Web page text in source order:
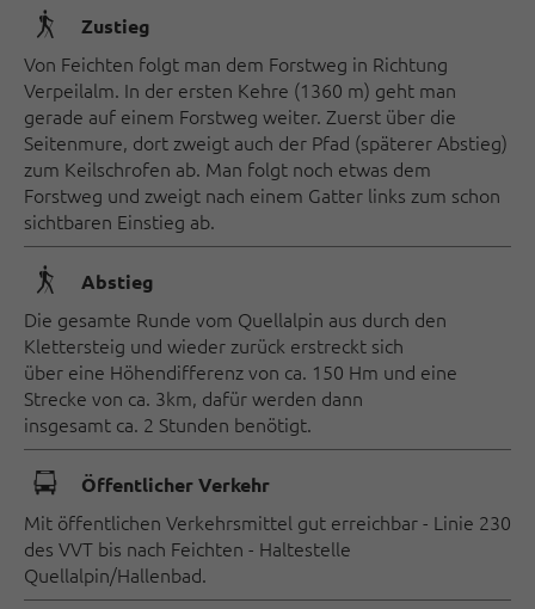
🛬 Zustieg
Von Feichten folgt man dem Forstweg in Richtung
Verpeilalm. In der ersten Kehre (1360 m) geht man
gerade auf einem Forstweg weiter. Zuerst über die
Seitenmure, dort zweigt auch der Pfad (späterer Abstieg)
zum Keilschrofen ab. Man folgt noch etwas dem
Forstweg und zweigt nach einem Gatter links zum schon
sichtbaren Einstieg ab.
🛬 Abstieg
Die gesamte Runde vom Quellalpin aus durch den
Klettersteig und wieder zurück erstreckt sich
über eine Höhendifferenz von ca. 150 Hm und eine
Strecke von ca. 3km, dafür werden dann
insgesamt ca. 2 Stunden benötigt.
🕞 Öffentlicher Verkehr
Mit öffentlichen Verkehrsmittel gut erreichbar - Linie 230
des VVT bis nach Feichten - Haltestelle
Quellalpin/Hallenbad.